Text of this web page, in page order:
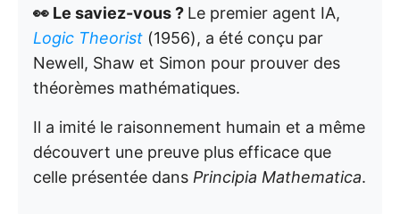
👀 Le saviez-vous ? Le premier agent IA,
Logic Theorist (1956), a été conçu par
Newell, Shaw et Simon pour prouver des
théorèmes mathématiques.
Il a imité le raisonnement humain et a même
découvert une preuve plus efficace que
celle présentée dans Principia Mathematica.